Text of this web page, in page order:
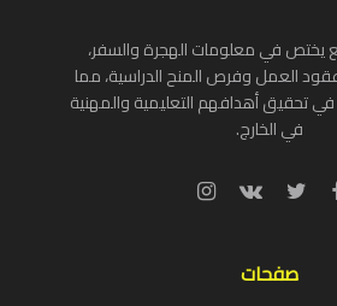
في معلومات الهجرة والسفر،
العمل وفرص المنح الدراسية، مما
تحقيق أهدافهم التعليمية والمهنية
في الخارج.
صفحات